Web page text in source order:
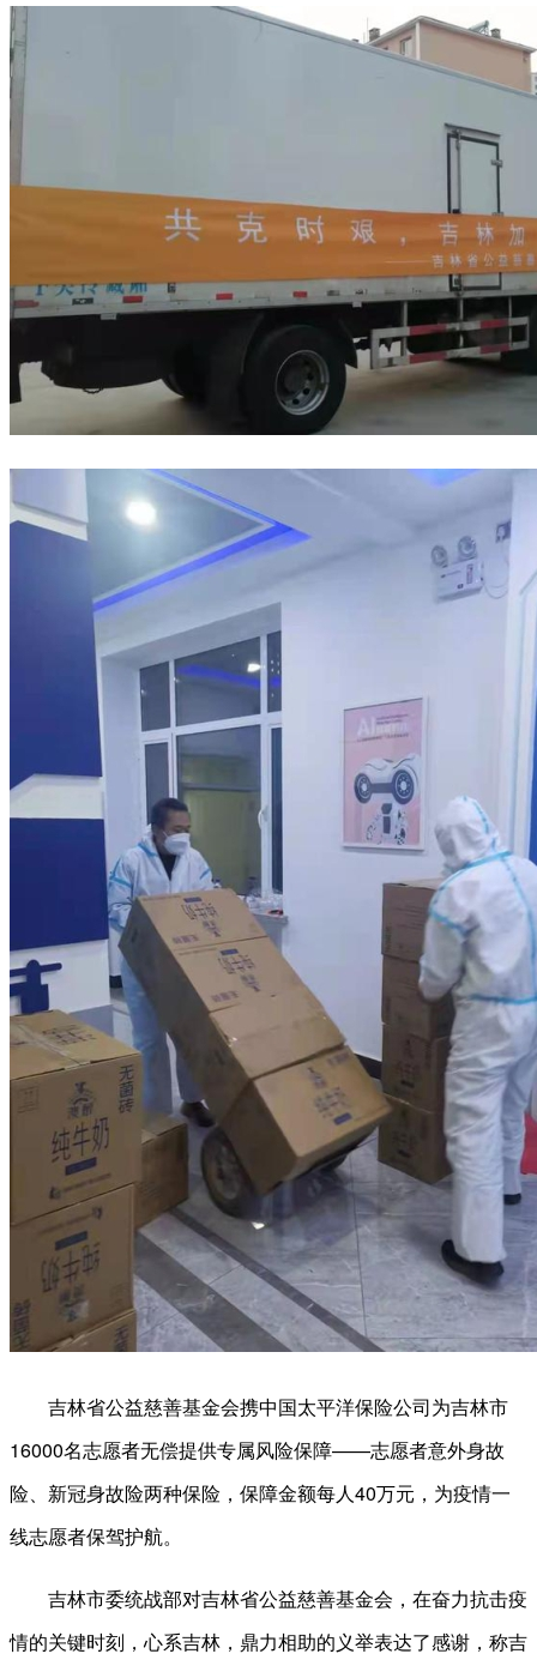
吉林省公益慈善基金会携中国太平洋保险公司为吉林市
16000名志愿者无偿提供专属风险保障——志愿者意外身故
险、新冠身故险两种保险，保障金额每人40万元，为疫情一
线志愿者保驾护航。
吉林市委统战部对吉林省公益慈善基金会，在奋力抗击疫
情的关键时刻，心系吉林，鼎力相助的义举表达了感谢，称吉